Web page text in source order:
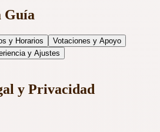
Guía
y Horarios
Votaciones y Apoyo
y Ajustes
y Privacidad